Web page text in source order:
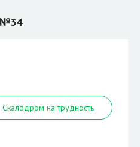
№34
Скалодром на трудность